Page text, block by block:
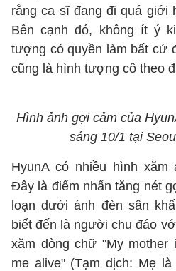
rằng ca sĩ đang đi quá giới
Bên cạnh đó, không ít ý
tượng có quyền làm bất cứ
cũng là hình tượng cô theo
Hình ảnh gợi cảm của
sáng 10/1 tại
HyunA có nhiều hình
Đây là điểm nhấn tăng nét
loạn dưới ánh đèn sân
biết đến là người chu đáo
xăm dòng chữ "My mother
me alive" (Tạm dịch: Mẹ